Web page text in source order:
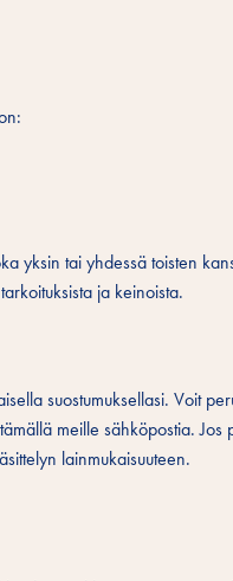
yksin tai yhdessä toisten
ja keinoista.
suostumuksellasi. Voit
meille sähköpostia. Jos
lainmukaisuuteen.